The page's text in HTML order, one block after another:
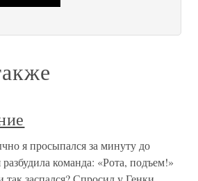
я просыпался за минуту до
команда: «Рота, подъем!»